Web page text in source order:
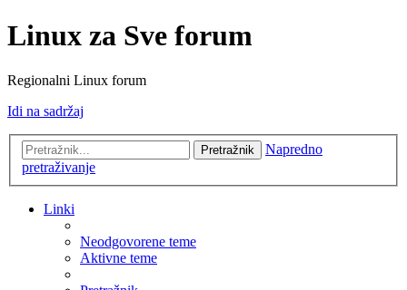
Linux za Sve forum
Regionalni Linux forum
Idi na sadržaj
Pretražnik
Napredno
pretraživanje
Linki
Neodgovorene teme
Aktivne teme